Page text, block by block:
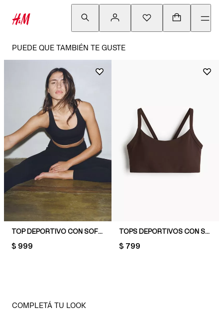
PUEDE QUE TAMBIÉN TE GUSTE
TOP DEPORTIVO CON SOFTMOVE™ MEDIUM SUPPORT
PRICE:
$ 999
TOPS DEPORTIVOS CON SOFTMOVE™ MEDIUM SUPPORT
PRICE:
$ 799
COMPLETÁ TU LOOK